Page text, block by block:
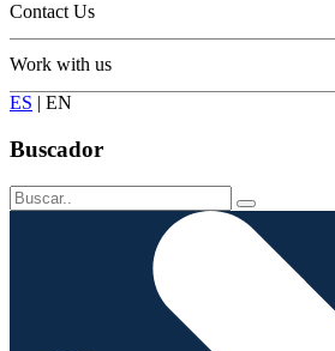
Contact Us
Work with us
ES | EN
Buscador